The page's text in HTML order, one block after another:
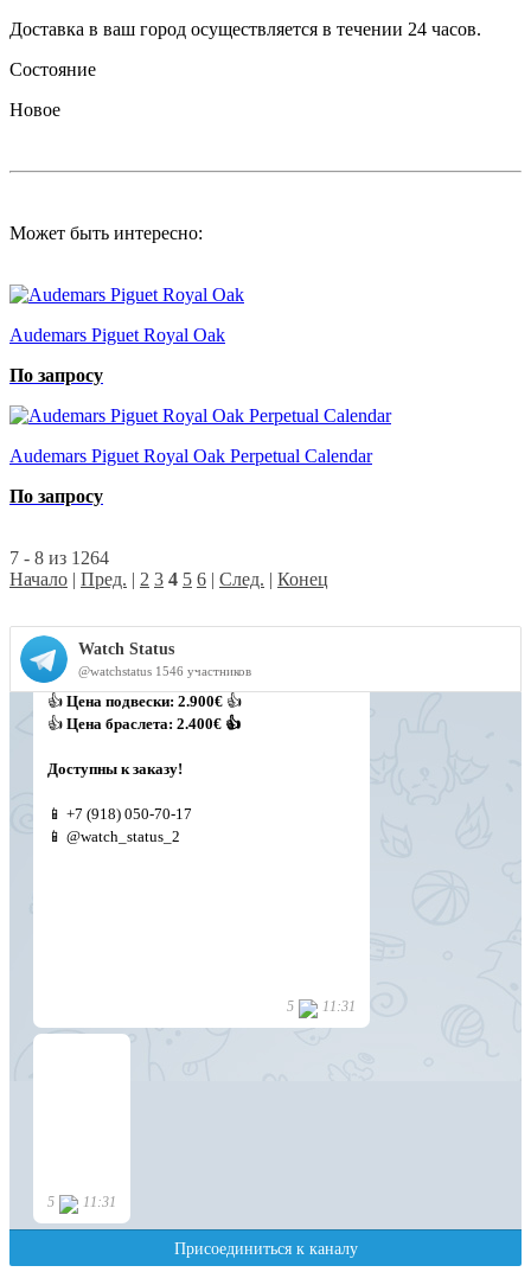
Доставка в ваш город осуществляется в течении 24 часов.
Состояние
Новое
Может быть интересно:
Audemars Piguet Royal Oak
По запросу
Audemars Piguet Royal Oak Perpetual Calendar
По запросу
7 - 8 из 1264
Начало | Пред. | 2 3 4 5 6 | След. | Конец